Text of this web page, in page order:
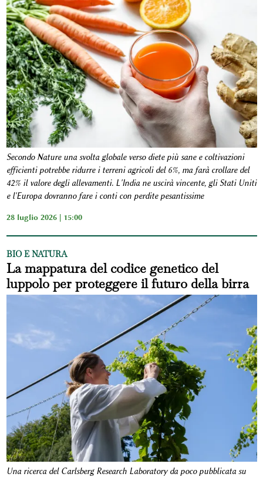
Secondo Nature una svolta globale verso diete più sane e coltivazioni
efficienti potrebbe ridurre i terreni agricoli del 6%, ma farà crollare del
42% il valore degli allevamenti. L'India ne uscirà vincente, gli Stati Uniti
e l'Europa dovranno fare i conti con perdite pesantissime
28 luglio 2026 | 15:00
BIO E NATURA
La mappatura del codice genetico del
luppolo per proteggere il futuro della birra
Una ricerca del Carlsberg Research Laboratory da poco pubblicata su